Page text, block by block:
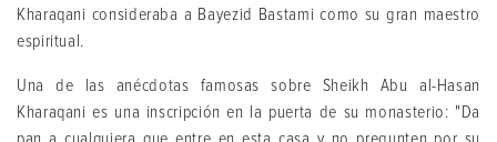
Kharaqani consideraba a Bayezid Bastami como su gran maestro
espiritual.
Una de las anécdotas famosas sobre Sheikh Abu al-Hasan
Kharaqani es una inscripción en la puerta de su monasterio: "Da